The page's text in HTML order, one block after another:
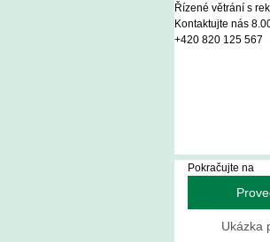
Řízené větrání s
Kontaktujte nás
+420 820 125 567
Pokračujte na
Ukázka